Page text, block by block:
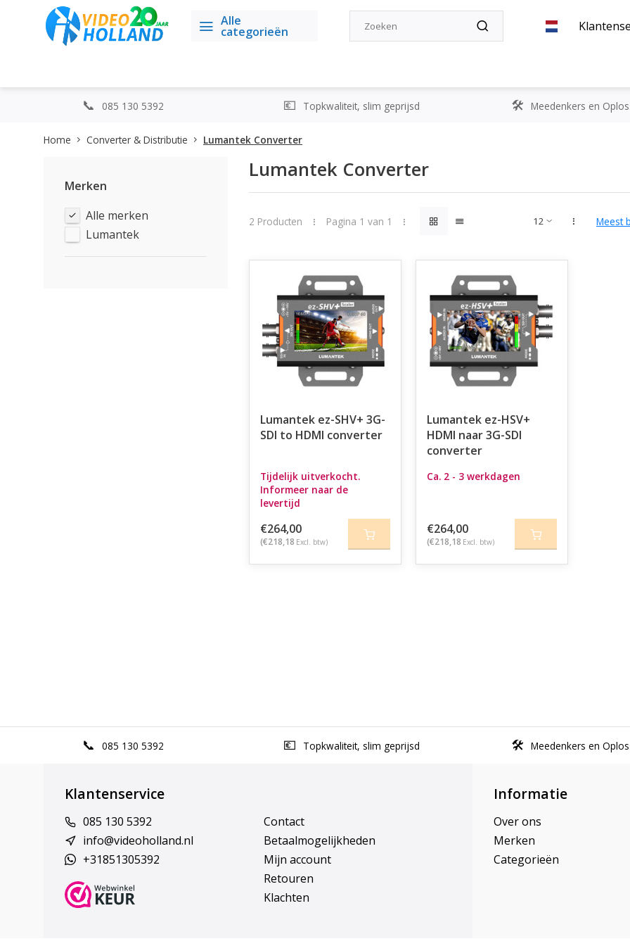
Alle
categorieën
085 130 5392 Topkwaliteit, slim geprijsd Meedenkers en
Home Converter & Distributie Lumantek Converter
Merken
Alle merken
Lumantek
Lumantek Converter
2 Producten Pagina 1 van 1 Meest
Lumantek ez-SHV+ 3G-
SDI to HDMI converter
Tijdelijk uitverkocht.
Informeer naar de
levertijd
€264,00
(€218,18 Excl. btw)
Lumantek ez-HSV+
HDMI naar 3G-SDI
converter
Ca. 2 - 3 werkdagen
€264,00
(€218,18 Excl. btw)
085 130 5392 Topkwaliteit, slim geprijsd Meedenkers en
Klantenservice
085 130 5392
info@videoholland.nl
+31851305392
Contact
Betaalmogelijkheden
Mijn account
Retouren
Klachten
Informatie
Over ons
Merken
Categorieën